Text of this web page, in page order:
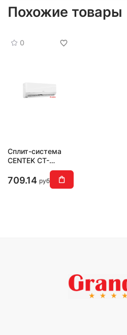
Похожие товары
0
Сплит-система
CENTEK CT-
709.14 руб